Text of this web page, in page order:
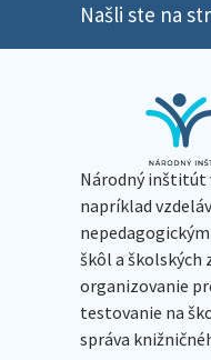
Našli ste na
Národný inštitút
napríklad
škôl a školských
organizovanie
testovanie na
správa